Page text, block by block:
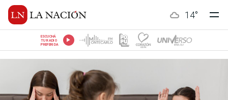
14°
ESCUCHÁ
TU RADIO
PREFERIDA